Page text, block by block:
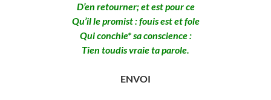
D’en retourner; et est pour ce
Qu’il le promist : fouis est et fole
Qui conchie* sa conscience :
Tien toudis vraie ta parole.
ENVOI